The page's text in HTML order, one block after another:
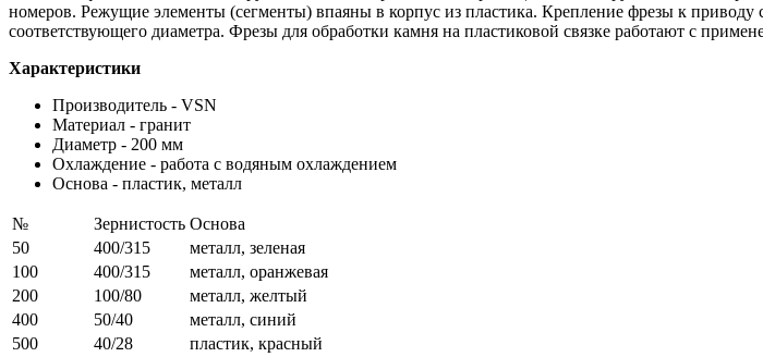
номеров. Режущие элементы (сегменты) впаяны в корпус из пластика. Крепление фрезы к
соответствующего диаметра. Фрезы для обработки камня на пластиковой связке работают с
Характеристики
Производитель - VSN
Материал - гранит
Диаметр - 200 мм
Охлаждение - работа с водяным охлаждением
Основа - пластик, металл
№ Зернистость Основа
50
400/315
металл, зеленая
100
400/315
металл, оранжевая
200
100/80
металл, желтый
400
50/40
металл, синий
500
40/28 пластик, красный